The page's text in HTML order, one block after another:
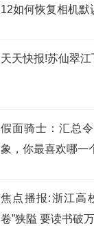
12如何恢复相机默
天天快报!苏仙翠
假面骑士：汇总
象，你最喜欢哪一
焦点播报:浙江高
卷”狭隘 要读书破万